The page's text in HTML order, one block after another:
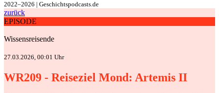
2022–2026 | Geschichtspodcasts.de
zurück
EPISODE
Wissensreisende
27.03.2026, 00:01 Uhr
WR209 - Reiseziel Mond: Artemis II